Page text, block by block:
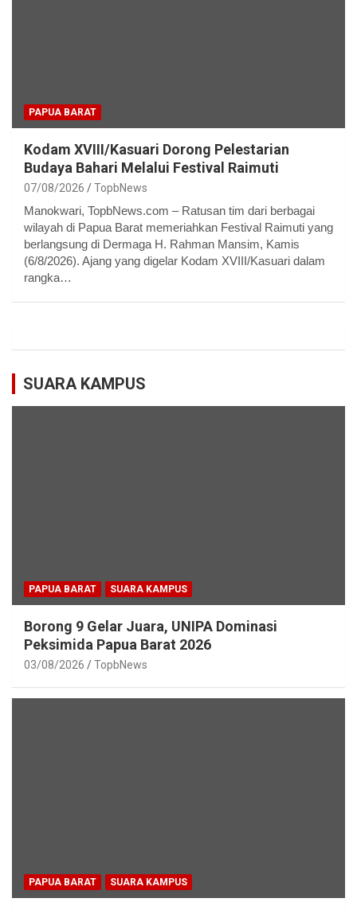
PAPUA BARAT
Kodam XVIII/Kasuari Dorong Pelestarian
Budaya Bahari Melalui Festival Raimuti
07/08/2026 TopbNews
Manokwari, TopbNews.com – Ratusan tim dari berbagai
wilayah di Papua Barat memeriahkan Festival Raimuti yang
berlangsung di Dermaga H. Rahman Mansim, Kamis
(6/8/2026). Ajang yang digelar Kodam XVIII/Kasuari dalam
rangka…
SUARA KAMPUS
PAPUA BARAT SUARA KAMPUS
Borong 9 Gelar Juara, UNIPA Dominasi
Peksimida Papua Barat 2026
03/08/2026 TopbNews
PAPUA BARAT SUARA KAMPUS